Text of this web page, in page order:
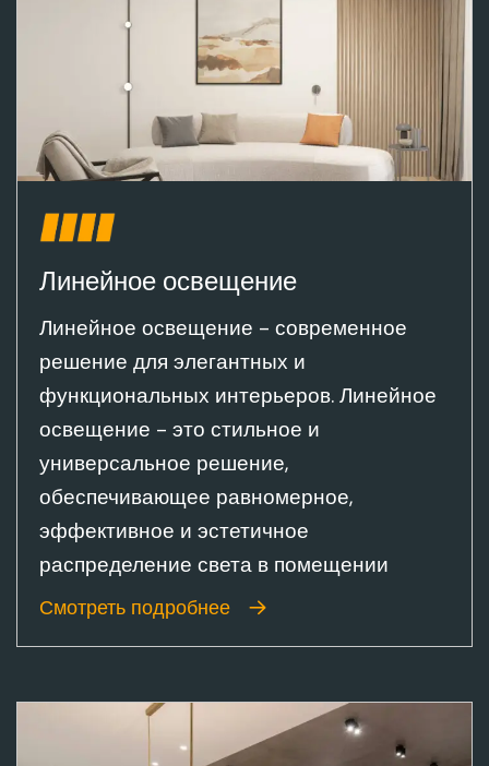
Линейное освещение
Линейное освещение - современное
решение для элегантных и
функциональных интерьеров. Линейное
освещение - это стильное и
универсальное решение,
обеспечивающее равномерное,
эффективное и эстетичное
распределение света в помещении
Смотреть подробнее